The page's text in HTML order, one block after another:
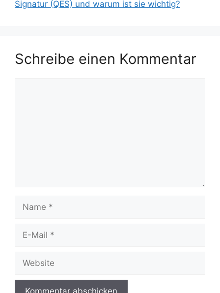
Signatur (QES) und warum ist sie wichtig?
Schreibe einen Kommentar
Name
Website